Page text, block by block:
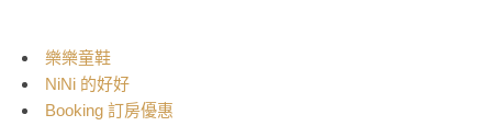
樂樂童鞋
NiNi 的好好
Booking 訂房優惠